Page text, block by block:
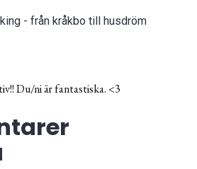
- från kråkbo till husdröm
Du/ni är fantastiska. <3